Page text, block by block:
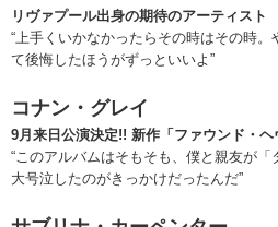
リヴァプール出身の期待のアーティスト
“上手くいかなかったらその時はその時
て後悔したほうがずっといいよ”
コナン・グレイ
9月来日公演決定!! 新作「ファウンド・
“このアルバムはそもそも、僕と親友が
大号泣したのがきっかけだったんだ”